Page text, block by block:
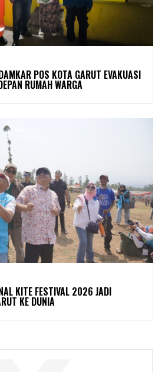
POS KOTA GARUT EVAKUASI
RUMAH WARGA
KITE FESTIVAL 2026 JADI
KE DUNIA